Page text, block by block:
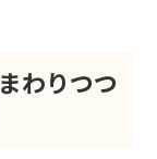
わりつつ